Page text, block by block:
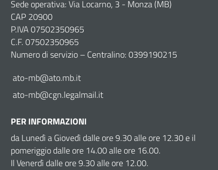
Sede operativa: Via Locarno, 3 - Monza (MB)
CAP 20900
P.IVA 07502350965
C.F. 07502350965
Numero di servizio – Centralino: 0399190215
ato-mb@ato.mb.it
ato-mb@cgn.legalmail.it
PER INFORMAZIONI
da Lunedì a Giovedì dalle ore 9.30 alle ore 12.30 e il
pomeriggio dalle ore 14.00 alle ore 16.00.
Il Venerdì dalle ore 9.30 alle ore 12.00.